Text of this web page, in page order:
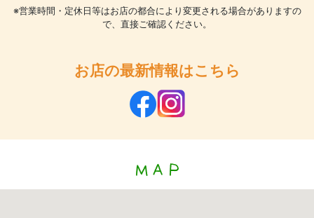
※営業時間・定休日等はお店の都合により変更される場合がありますの
で、直接ご確認ください。
お店の最新情報はこちら